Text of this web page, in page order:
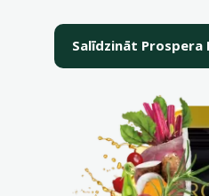
Salīdzināt Prospera